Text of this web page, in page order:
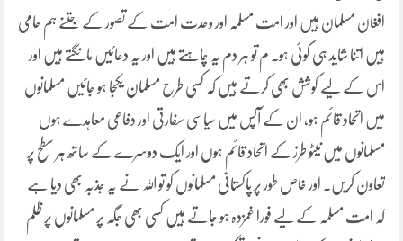
افغان مسلمان ہیں اور امت مسلمہ اور وحدت امت کے تصور کے جتنے ہم حامی
ہیں اتنا شاید ہی کوئی ہو۔ م تو ہر دم یہ چاہتے ہیں اور یہ دعائیں مانگتے ہیں اور
اس کے لیے کوشش بھی کرتے ہیں کہ کسی طرح مسلمان یکجا ہو جائیں مسلمانوں
میں اتحاد قائم ہو، ان کے آپس میں سیاسی سفارتی اور دفاعی معاہدے ہوں
مسلمانوں میں نیٹو طرز کے اتحاد قائم ہوں اور ایک دوسرے کے ساتھ ہر سطح پر
تعاون کریں۔ اور خاص طور پر پاکستانی مسلمانوں کو تو اللہ نے یہ جذبہ بھی دیا ہے
کہ امت مسلمہ کے لیے فورا غمزدہ ہو جاتے ہیں کسی بھی جگہ پر مسلمانوں پر ظلم